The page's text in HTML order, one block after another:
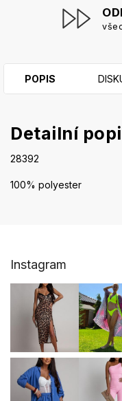
POPIS
Detailní
28392
100% polyester
Instagram